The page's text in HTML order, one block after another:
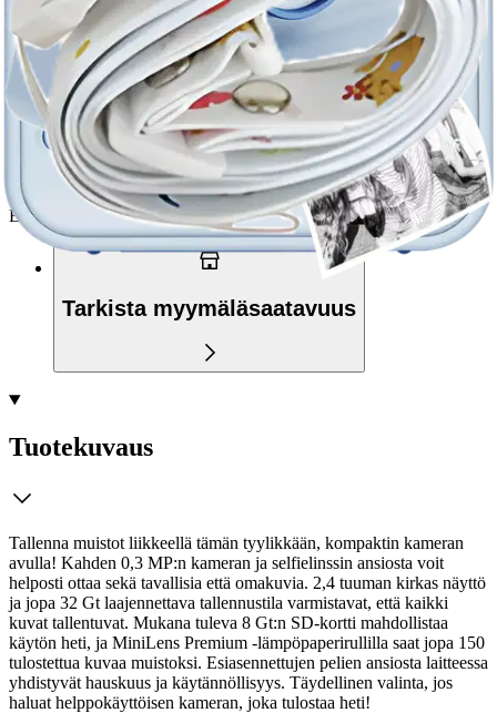
Siirry valitsemaan myymälä
Ilmainen toimitus yli 100 €:n tilauksille
Postin pakettiautomaattiin tai
palvelupisteeseen!
Etu ei koske Suuri‑lisäpalvelulla toimitettavia tuotteita.
Tarkista myymäläsaatavuus
Tuotekuvaus
Tallenna muistot liikkeellä tämän tyylikkään, kompaktin kameran
avulla! Kahden 0,3 MP:n kameran ja selfielinssin ansiosta voit
helposti ottaa sekä tavallisia että omakuvia. 2,4 tuuman kirkas näyttö
ja jopa 32 Gt laajennettava tallennustila varmistavat, että kaikki
kuvat tallentuvat. Mukana tuleva 8 Gt:n SD-kortti mahdollistaa
käytön heti, ja MiniLens Premium -lämpöpaperirullilla saat jopa 150
tulostettua kuvaa muistoksi. Esiasennettujen pelien ansiosta laitteessa
yhdistyvät hauskuus ja käytännöllisyys. Täydellinen valinta, jos
haluat helppokäyttöisen kameran, joka tulostaa heti!